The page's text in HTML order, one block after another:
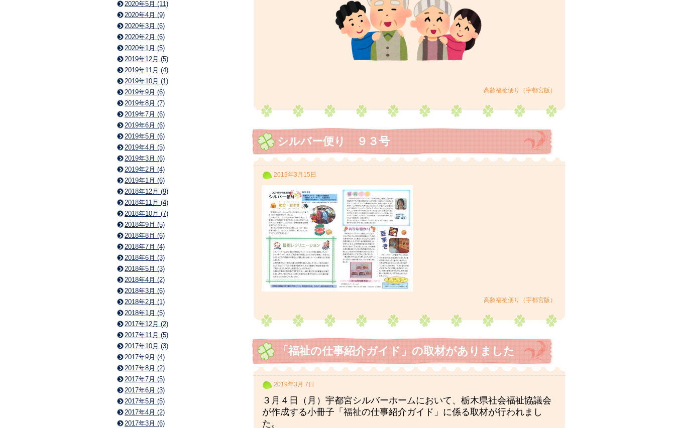
高齢福祉便り（宇都宮版）
シルバー便り ９３号
2019年3月15日
高齢福祉便り（宇都宮版）
「福祉の仕事紹介ガイド」の取材がありました
2019年3月 7日
３月４日（月）宇都宮シルバーホームにおいて、栃木県社会福祉協議会
が作成する小冊子「福祉の仕事紹介ガイド」に係る取材が行われまし
た。
2020年5月 (11)
2020年4月 (9)
2020年3月 (6)
2020年2月 (6)
2020年1月 (5)
2019年12月 (5)
2019年11月 (4)
2019年10月 (1)
2019年9月 (6)
2019年8月 (7)
2019年7月 (6)
2019年6月 (6)
2019年5月 (6)
2019年4月 (5)
2019年3月 (6)
2019年2月 (4)
2019年1月 (6)
2018年12月 (9)
2018年11月 (4)
2018年10月 (7)
2018年9月 (5)
2018年8月 (6)
2018年7月 (4)
2018年6月 (3)
2018年5月 (3)
2018年4月 (2)
2018年3月 (6)
2018年2月 (1)
2018年1月 (5)
2017年12月 (2)
2017年11月 (5)
2017年10月 (3)
2017年9月 (4)
2017年8月 (2)
2017年7月 (5)
2017年6月 (3)
2017年5月 (5)
2017年4月 (2)
2017年3月 (6)